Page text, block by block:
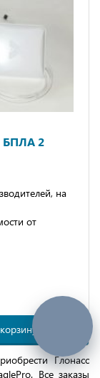
Глонасс
Все заказы
БПЛА 2
на
от